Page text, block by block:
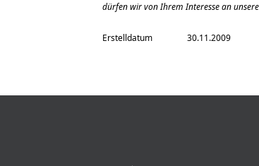
dürfen wir von Ihrem Interesse an
Erstelldatum 30.11.2009